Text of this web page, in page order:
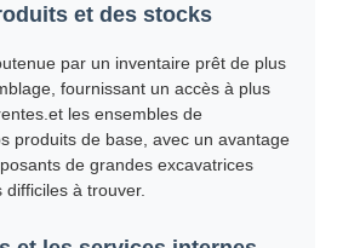
et des stocks
par un inventaire prêt de plus
fournissant un accès à plus
les ensembles de
produits de base, avec un avantage
de grandes excavatrices
à trouver.